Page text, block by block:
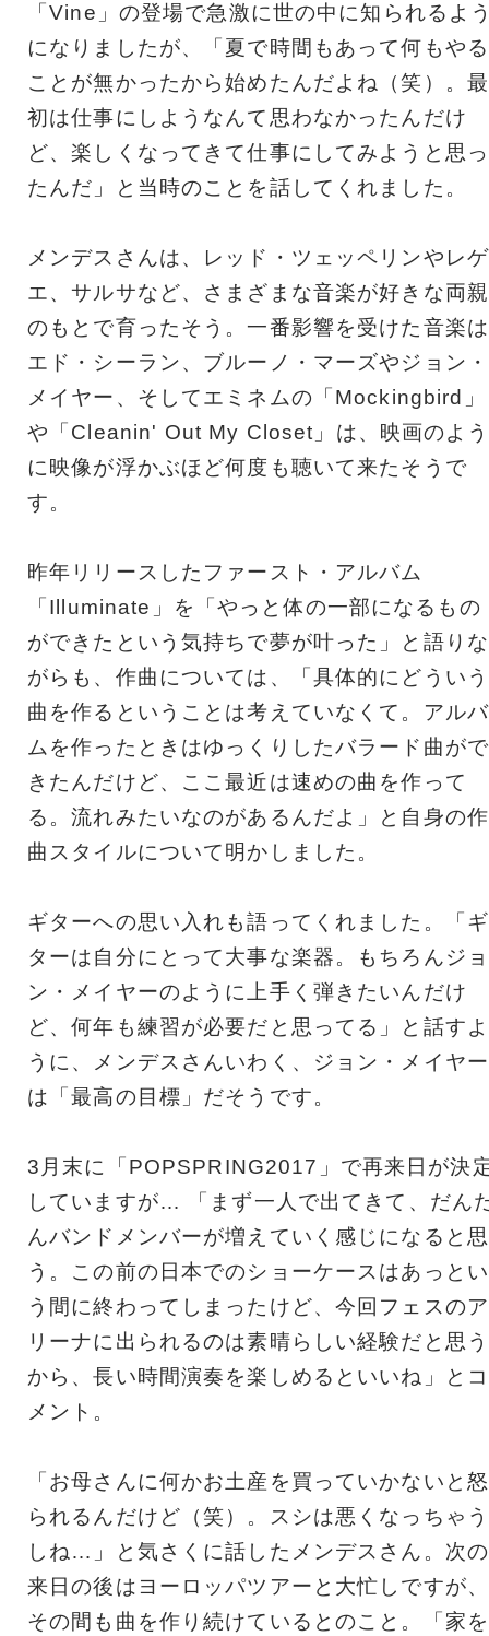
「Vine」の登場で急激に世の中に知られるよ
になりましたが、「夏で時間もあって何もやる
ことが無かったから始めたんだよね（笑）。最
初は仕事にしようなんて思わなかったんだけ
ど、楽しくなってきて仕事にしてみようと思っ
たんだ」と当時のことを話してくれました。
メンデスさんは、レッド・ツェッペリンやレゲ
エ、サルサなど、さまざまな音楽が好きな両親
のもとで育ったそう。一番影響を受けた音楽は
エド・シーラン、ブルーノ・マーズやジョン・
メイヤー、そしてエミネムの「Mockingbird」
や「Cleanin' Out My Closet」は、映画のよう
に映像が浮かぶほど何度も聴いて来たそうで
す。
昨年リリースしたファースト・アルバム
「Illuminate」を「やっと体の一部になるもの
ができたという気持ちで夢が叶った」と語りな
がらも、作曲については、「具体的にどういう
曲を作るということは考えていなくて。アルバ
ムを作ったときはゆっくりしたバラード曲がで
きたんだけど、ここ最近は速めの曲を作って
る。流れみたいなのがあるんだよ」と自身の作
曲スタイルについて明かしました。
ギターへの思い入れも語ってくれました。「ギ
ターは自分にとって大事な楽器。もちろんジョ
ン・メイヤーのように上手く弾きたいんだけ
ど、何年も練習が必要だと思ってる」と話すよ
うに、メンデスさんいわく、ジョン・メイヤー
は「最高の目標」だそうです。
3月末に「POPSPRING2017」で再来日が決
していますが… 「まず一人で出てきて、だん
んバンドメンバーが増えていく感じになると思
う。この前の日本でのショーケースはあっとい
う間に終わってしまったけど、今回フェスのア
リーナに出られるのは素晴らしい経験だと思う
から、長い時間演奏を楽しめるといいね」とコ
メント。
「お母さんに何かお土産を買っていかないと怒
られるんだけど（笑）。スシは悪くなっちゃう
しね…」と気さくに話したメンデスさん。次の
来日の後はヨーロッパツアーと大忙しですが、
その間も曲を作り続けているとのこと。「家を